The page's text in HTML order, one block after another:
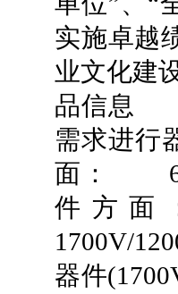
实施卓越
业文化建
品信息
需求进
面：
件方面
1700V/
器件